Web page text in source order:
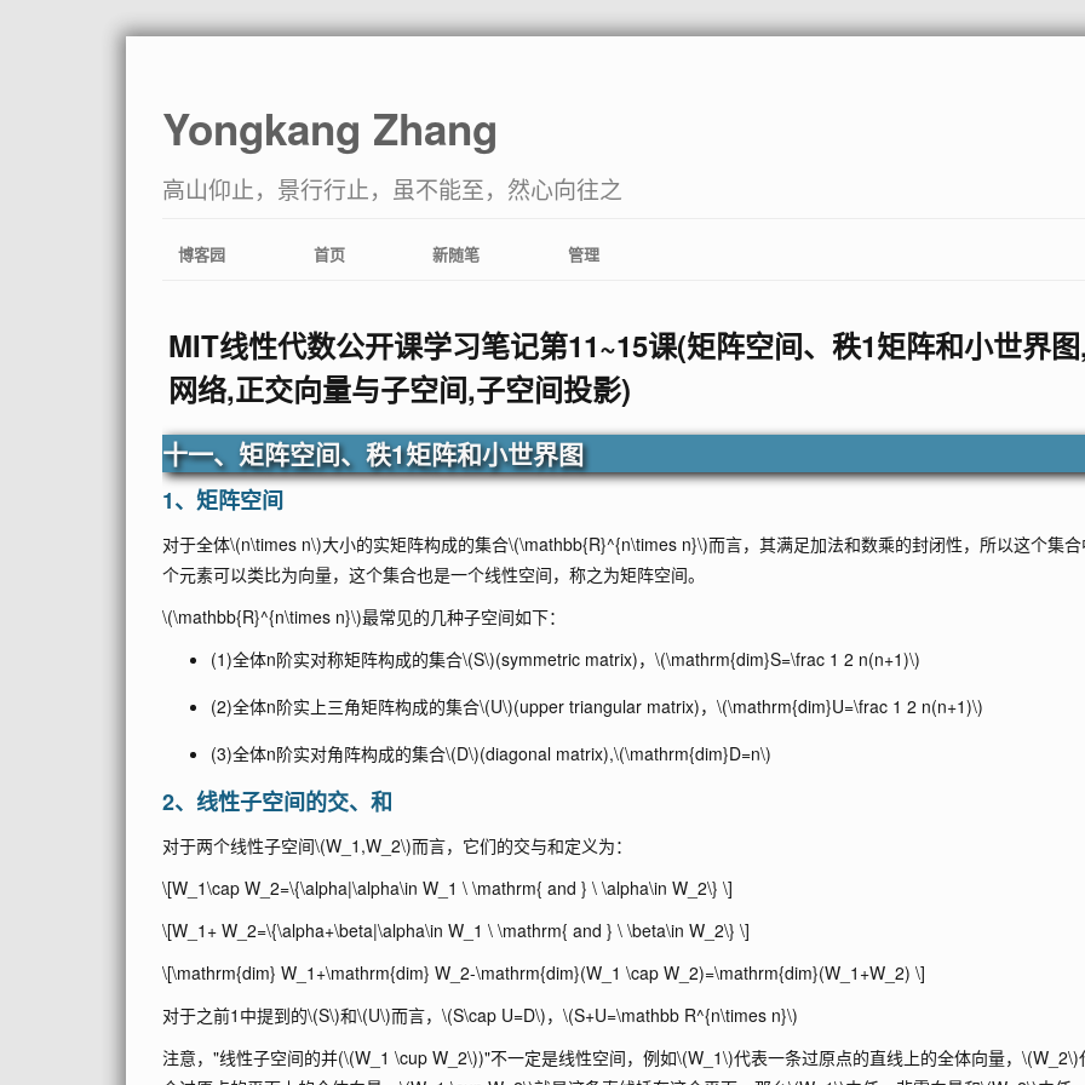
Yongkang Zhang
高山仰止，景行行止，虽不能至，然心向往之
博客园 首页 新随笔 管理
MIT线性代数公开课学习笔记第11~15课(矩阵空间、秩1矩阵和小世界
网络,正交向量与子空间,子空间投影)
十一、矩阵空间、秩1矩阵和小世界图
1、矩阵空间
对于全体\(n\times n\)大小的实矩阵构成的集合\(\mathbb{R}^{n\times n}\)而言，其满足加法和数乘的封闭性，所以这个集
个元素可以类比为向量，这个集合也是一个线性空间，称之为矩阵空间。
\(\mathbb{R}^{n\times n}\)最常见的几种子空间如下：
(1)全体n阶实对称矩阵构成的集合\(S\)(symmetric matrix)，\(\mathrm{dim}S=\frac 1 2 n(n+1)\)
(2)全体n阶实上三角矩阵构成的集合\(U\)(upper triangular matrix)，\(\mathrm{dim}U=\frac 1 2 n(n+1)\)
(3)全体n阶实对角阵构成的集合\(D\)(diagonal matrix),\(\mathrm{dim}D=n\)
2、线性子空间的交、和
对于两个线性子空间\(W_1,W_2\)而言，它们的交与和定义为：
\[W_1\cap W_2=\{\alpha|\alpha\in W_1 \ \mathrm{ and } \ \alpha\in W_2\} \]
\[W_1+ W_2=\{\alpha+\beta|\alpha\in W_1 \ \mathrm{ and } \ \beta\in W_2\} \]
\[\mathrm{dim} W_1+\mathrm{dim} W_2-\mathrm{dim}(W_1 \cap W_2)=\mathrm{dim}(W_1+W_2) \]
对于之前1中提到的\(S\)和\(U\)而言，\(S\cap U=D\)，\(S+U=\mathbb R^{n\times n}\)
注意，"线性子空间的并(\(W_1 \cup W_2\))"不一定是线性空间，例如\(W_1\)代表一条过原点的直线上的全体向量，\(W_2\)